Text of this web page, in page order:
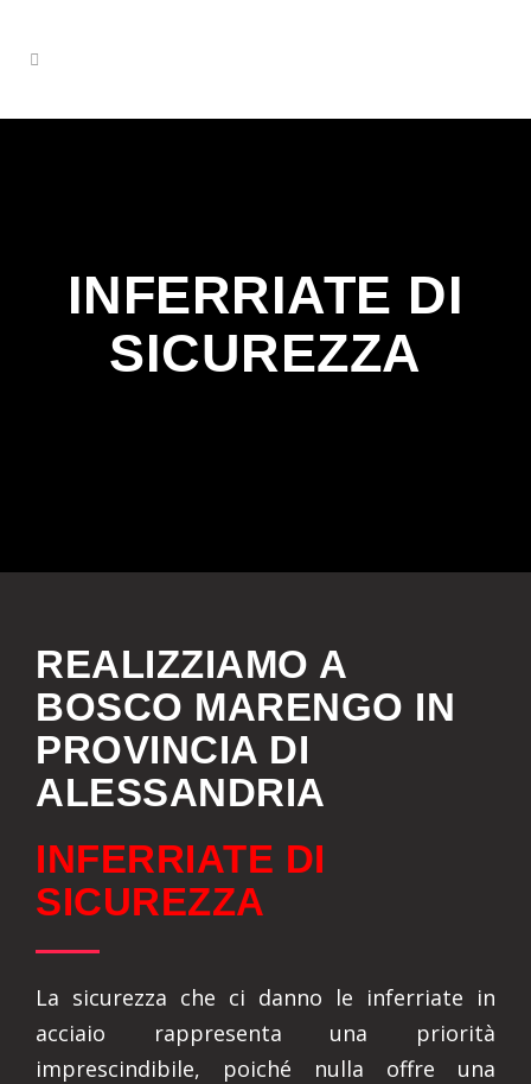
INFERRIATE DI
SICUREZZA
REALIZZIAMO A
BOSCO MARENGO IN
PROVINCIA DI
ALESSANDRIA
INFERRIATE DI
SICUREZZA
La sicurezza che ci danno le inferriate in
acciaio rappresenta una priorità
imprescindibile, poiché nulla offre una